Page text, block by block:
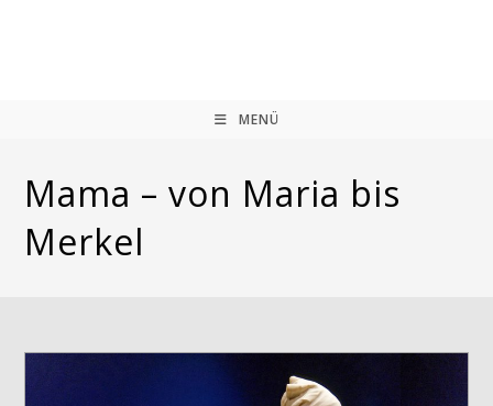
MENÜ
Mama – von Maria bis
Merkel